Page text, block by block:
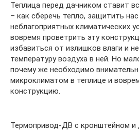
Теплица перед дачником ставит
– как сберечь тепло, защитить
неблагоприятных климатических
вовремя проветрить эту
избавиться от излишков влаги и
температуру воздуха в ней. Но
почему же необходимо
микроклиматом в теплице и
конструкцию.
Термопривод-ДВ с кронштейном и